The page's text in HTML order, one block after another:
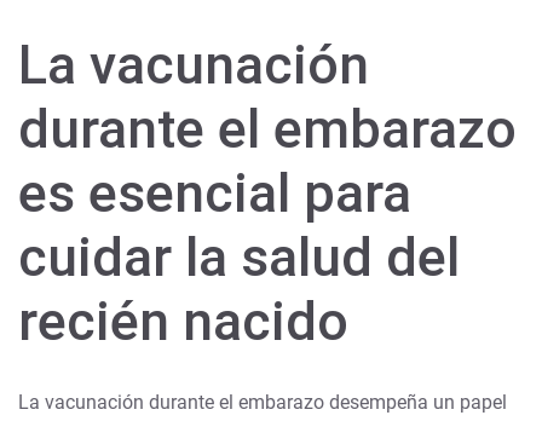
La vacunación
durante el embarazo
es esencial para
cuidar la salud del
recién nacido
La vacunación durante el embarazo desempeña un papel